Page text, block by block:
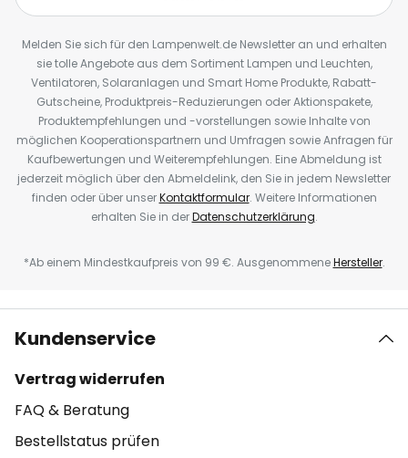
Melden Sie sich für den Lampenwelt.de Newsletter an und erhalten
sie tolle Angebote aus dem Sortiment Lampen und Leuchten,
Ventilatoren, Solaranlagen und Smart Home Produkte, Rabatt-
Gutscheine, Produktpreis-Reduzierungen oder Aktionspakete,
Produktempfehlungen und -vorstellungen sowie Inhalte von
möglichen Kooperationspartnern und Umfragen sowie Anfragen für
Kaufbewertungen und Weiterempfehlungen. Eine Abmeldung ist
jederzeit möglich über den Abmeldelink, den Sie in jedem Newsletter
finden oder über unserKontaktformular. Weitere Informationen
erhalten Sie in derDatenschutzerklärung.
*Ab einem Mindestkaufpreis von 99 €. AusgenommeneHersteller.
Kundenservice
Vertrag widerrufen
FAQ & Beratung
Bestellstatus prüfen